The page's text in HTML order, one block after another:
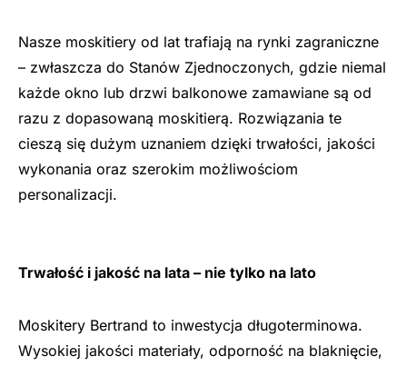
Nasze moskitiery od lat trafiają na rynki zagraniczne
– zwłaszcza do Stanów Zjednoczonych, gdzie niemal
każde okno lub drzwi balkonowe zamawiane są od
razu z dopasowaną moskitierą. Rozwiązania te
cieszą się dużym uznaniem dzięki trwałości, jakości
wykonania oraz szerokim możliwościom
personalizacji.
Trwałość i jakość na lata – nie tylko na lato
Moskitery Bertrand to inwestycja długoterminowa.
Wysokiej jakości materiały, odporność na blaknięcie,